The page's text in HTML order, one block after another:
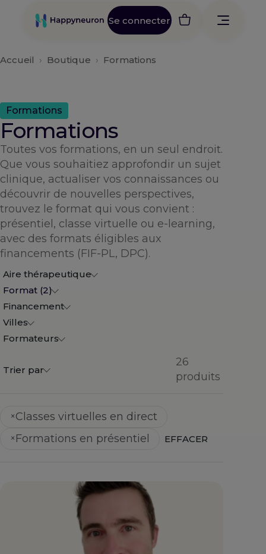
Se connecter
Accueil › Boutique › Formations
Formations
Formations
Toutes vos formations, en un seul endroit.
Que vous souhaitiez approfondir un sujet
clinique, actualiser vos connaissances ou
découvrir de nouvelles perspectives,
trouvez le format qui vous convient :
présentiel, classe virtuelle ou e-learning,
avec des formats éligibles aux
financements (FIF-PL, DPC).
Aire thérapeutique
Format (2)
Financement
Villes
Formateurs
Trier par
26
produits
×Classes virtuelles en direct
× Formations en présentiel EFFACER